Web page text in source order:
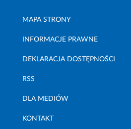
MAPA STRONY
INFORMACJE PRAWNE
DEKLARACJA DOSTĘPNOŚCI
RSS
DLA MEDIÓW
KONTAKT